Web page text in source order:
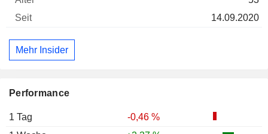
Performance
1 Tag
-0,46 %
14.09.2020
Mehr Insider